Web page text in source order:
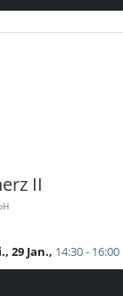
II
29 Jan., 14:30 - 16:00